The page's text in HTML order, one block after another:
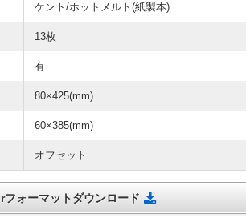
ケント/ホットメルト(紙製本)
13枚
有
80×425(mm)
60×385(mm)
オフセット
ォーマットダウンロード